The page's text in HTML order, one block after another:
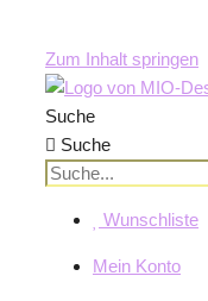
Zum Inhalt springen
Suche
Suche
Wunschliste
Mein Konto